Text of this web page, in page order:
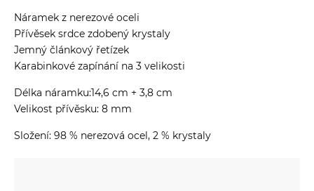
Náramek z nerezové oceli
Přívěsek srdce zdobený krystaly
Jemný článkový řetízek
Karabinkové zapínání na 3 velikosti
Délka náramku:14,6 cm + 3,8 cm
Velikost přívěsku: 8 mm
Složení: 98 % nerezová ocel, 2 % krystaly